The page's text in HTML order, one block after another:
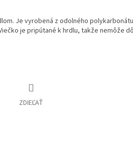
Je vyrobená z odolného
je pripútané k hrdlu, takže nemôže
ZDIEĽAŤ